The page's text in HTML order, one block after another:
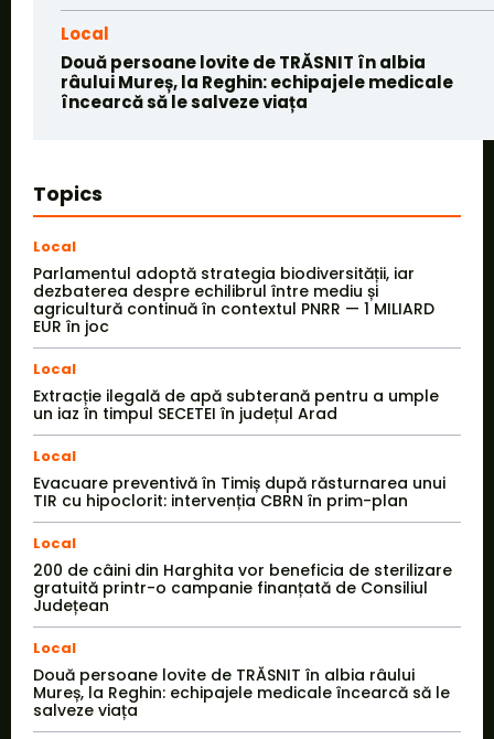
Local
Două persoane lovite de TRĂSNIT în albia
râului Mureș, la Reghin: echipajele medicale
încearcă să le salveze viața
Topics
Local
Parlamentul adoptă strategia biodiversității, iar
dezbaterea despre echilibrul între mediu și
agricultură continuă în contextul PNRR — 1 MILIARD
EUR în joc
Local
Extracție ilegală de apă subterană pentru a umple
un iaz în timpul SECETEI în județul Arad
Local
Evacuare preventivă în Timiș după răsturnarea unui
TIR cu hipoclorit: intervenția CBRN în prim-plan
Local
200 de câini din Harghita vor beneficia de sterilizare
gratuită printr-o campanie finanțată de Consiliul
Județean
Local
Două persoane lovite de TRĂSNIT în albia râului
Mureș, la Reghin: echipajele medicale încearcă să le
salveze viața